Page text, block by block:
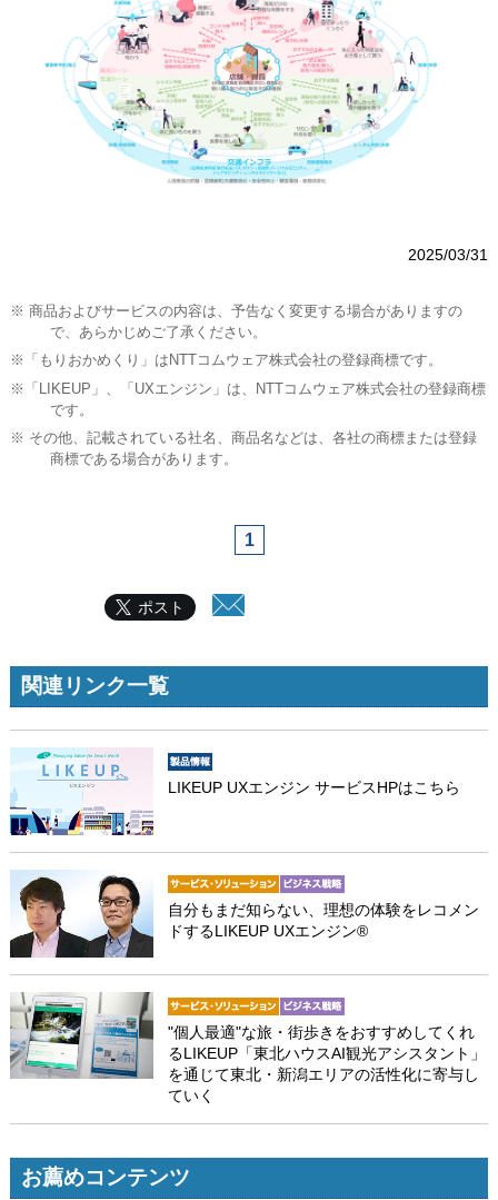
2025/03/31
※ 商品およびサービスの内容は、予告なく変更する場合がありますの
で、あらかじめご了承ください。
※「もりおかめくり」はNTTコムウェア株式会社の登録商標です。
※「LIKEUP」、「UXエンジン」は、NTTコムウェア株式会社の登録商標
です。
※ その他、記載されている社名、商品名などは、各社の商標または登録
商標である場合があります。
1
ポスト
関連リンク一覧
LIKEUP UXエンジン サービスHPはこちら
自分もまだ知らない、理想の体験をレコメン
ドするLIKEUP UXエンジン®
"個人最適"な旅・街歩きをおすすめしてくれ
るLIKEUP「東北ハウスAI観光アシスタント」
を通じて東北・新潟エリアの活性化に寄与し
ていく
お薦めコンテンツ